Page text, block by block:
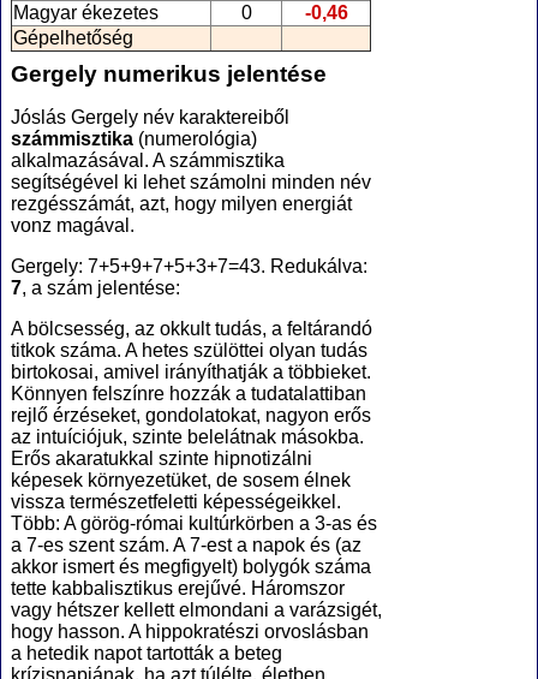
Magyar ékezetes
0
-0,46
Gépelhetőség
Gergely numerikus jelentése
Jóslás Gergely név karaktereiből
számmisztika (numerológia)
alkalmazásával. A számmisztika
segítségével ki lehet számolni minden név
rezgésszámát, azt, hogy milyen energiát
vonz magával.
Gergely: 7+5+9+7+5+3+7=43. Redukálva:
7, a szám jelentése:
A bölcsesség, az okkult tudás, a feltárandó
titkok száma. A hetes szülöttei olyan tudás
birtokosai, amivel irányíthatják a többieket.
Könnyen felszínre hozzák a tudatalattiban
rejlő érzéseket, gondolatokat, nagyon erős
az intuíciójuk, szinte belelátnak másokba.
Erős akaratukkal szinte hipnotizálni
képesek környezetüket, de sosem élnek
vissza természetfeletti képességeikkel.
Több: A görög-római kultúrkörben a 3-as és
a 7-es szent szám. A 7-est a napok és (az
akkor ismert és megfigyelt) bolygók száma
tette kabbalisztikus erejűvé. Háromszor
vagy hétszer kellett elmondani a varázsigét,
hogy hasson. A hippokratészi orvoslásban
a hetedik napot tartották a beteg
krízisnapjának, ha azt túlélte, életben